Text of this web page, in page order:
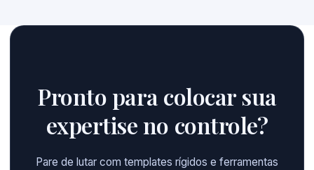
Pronto para colocar sua
expertise no controle?
Pare de lutar com templates rígidos e ferramentas